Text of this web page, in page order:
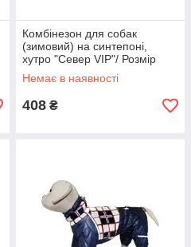
Комбінезон для собак
(зимовий) на синтепоні,
хутро "Север VIP"/ Розмір
М-1
Немає в наявності
408 ₴